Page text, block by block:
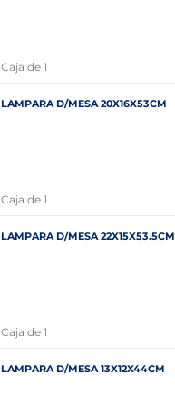
Caja de 1
LAMPARA D/MESA 20X16X53CM
Caja de 1
LAMPARA D/MESA 22X15X53.5CM
Caja de 1
LAMPARA D/MESA 13X12X44CM